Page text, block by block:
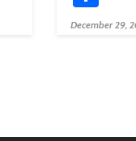
Posted On
December 29,